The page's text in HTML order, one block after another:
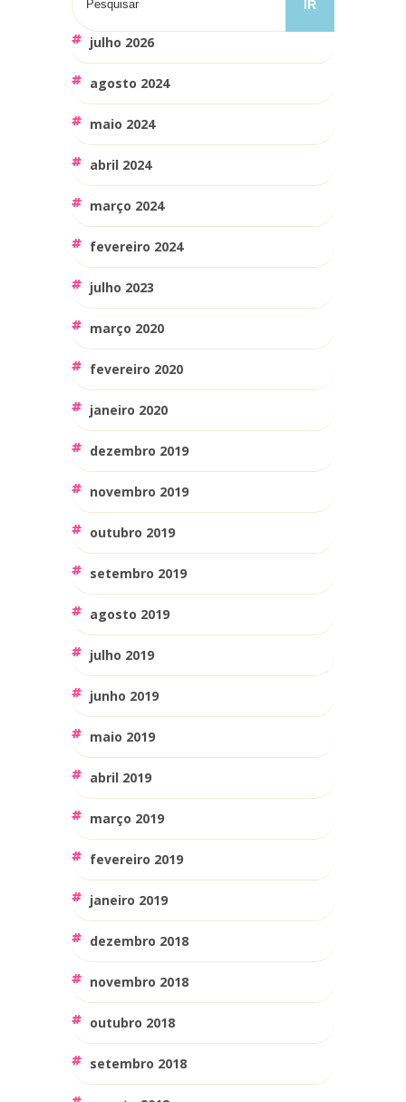
julho 2026
agosto 2024
maio 2024
abril 2024
março 2024
fevereiro 2024
julho 2023
março 2020
fevereiro 2020
janeiro 2020
dezembro 2019
novembro 2019
outubro 2019
setembro 2019
agosto 2019
julho 2019
junho 2019
maio 2019
abril 2019
março 2019
fevereiro 2019
janeiro 2019
dezembro 2018
novembro 2018
outubro 2018
setembro 2018